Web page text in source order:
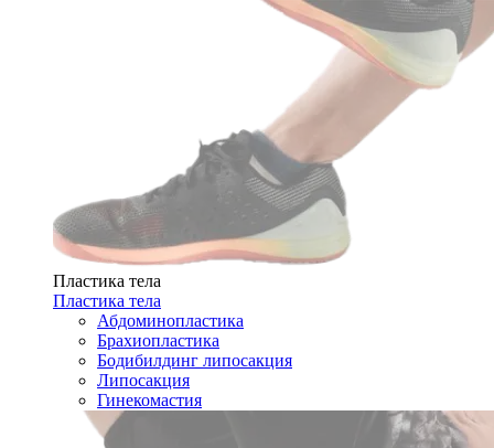
Пластика тела
Пластика тела
Абдоминопластика
Брахиопластика
Бодибилдинг липосакция
Липосакция
Гинекомастия